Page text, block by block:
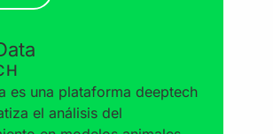
es una plataforma deeptech
el análisis del